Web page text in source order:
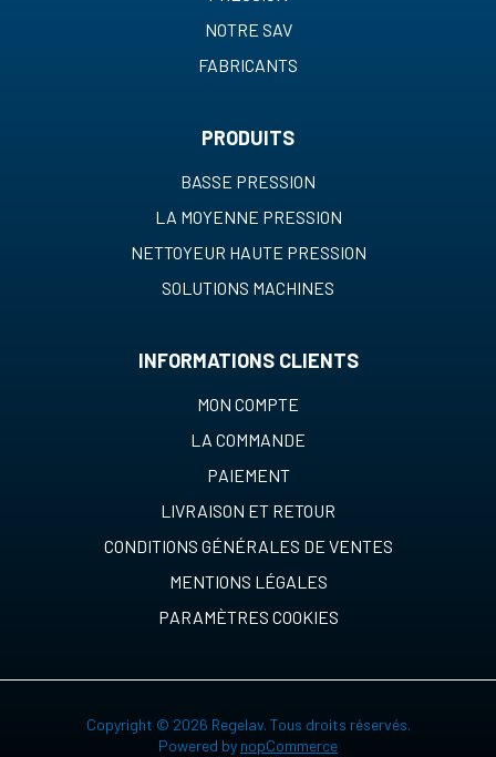
NOTRE SAV
FABRICANTS
PRODUITS
BASSE PRESSION
LA MOYENNE PRESSION
NETTOYEUR HAUTE PRESSION
SOLUTIONS MACHINES
INFORMATIONS CLIENTS
MON COMPTE
LA COMMANDE
PAIEMENT
LIVRAISON ET RETOUR
CONDITIONS GÉNÉRALES DE VENTES
MENTIONS LÉGALES
PARAMÈTRES COOKIES
Copyright © 2026 Regelav. Tous droits réservés.
Powered by nopCommerce